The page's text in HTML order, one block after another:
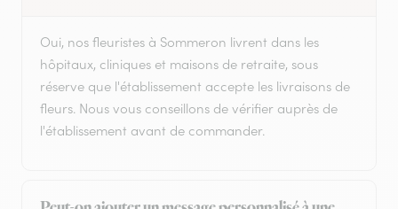
Oui, nos fleuristes à Sommeron livrent dans les
hôpitaux, cliniques et maisons de retraite, sous
réserve que l'établissement accepte les livraisons de
fleurs. Nous vous conseillons de vérifier auprès de
l'établissement avant de commander.